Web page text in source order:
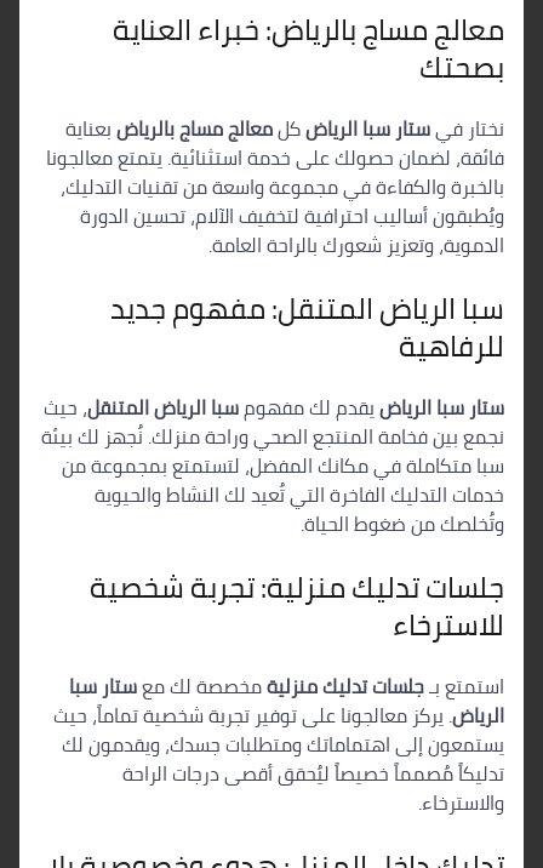
معالج مساج بالرياض: خبراء العناية
بصحتك
نختار فيستار سبا الرياضكلمعالج مساج بالرياضبعناية
فائقة، لضمان حصولك على خدمة استثنائية. يتمتع معالجونا
بالخبرة والكفاءة في مجموعة واسعة من تقنيات التدليك،
ويُطبقون أساليب احترافية لتخفيف الآلام، تحسين الدورة
الدموية، وتعزيز شعورك بالراحة العامة.
سبا الرياض المتنقل: مفهوم جديد
للرفاهية
ستار سبا الرياضيقدم لك مفهومسبا الرياض المتنقل، حيث
نجمع بين فخامة المنتجع الصحي وراحة منزلك. نُجهز لك بيئة
سبا متكاملة في مكانك المفضل، لتستمتع بمجموعة من
خدمات التدليك الفاخرة التي تُعيد لك النشاط والحيوية
وتُخلصك من ضغوط الحياة.
جلسات تدليك منزلية: تجربة شخصية
للاسترخاء
استمتع بـجلسات تدليك منزليةمخصصة لك معستار سبا
الرياض. يركز معالجونا على توفير تجربة شخصية تماماً، حيث
يستمعون إلى اهتماماتك ومتطلبات جسدك، ويقدمون لك
تدليكاً مُصمماً خصيصاً ليُحقق أقصى درجات الراحة
والاسترخاء.